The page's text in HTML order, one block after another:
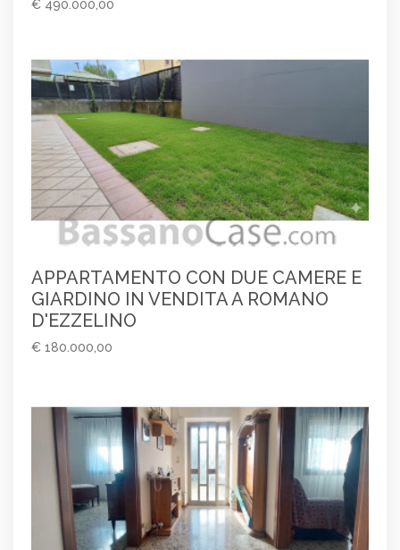
€ 490.000,00
APPARTAMENTO CON DUE CAMERE E
GIARDINO IN VENDITA A ROMANO
D'EZZELINO
€ 180.000,00